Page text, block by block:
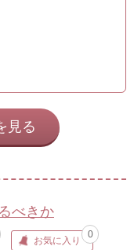
見る
べきか
お気に入り
0